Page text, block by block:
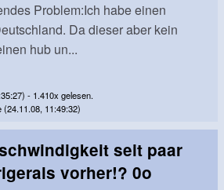
Problem:Ich habe einen
Da dieser aber kein
hub un...
- 1.410x gelesen.
11:49:32)
seit paar
vorher!? 0o